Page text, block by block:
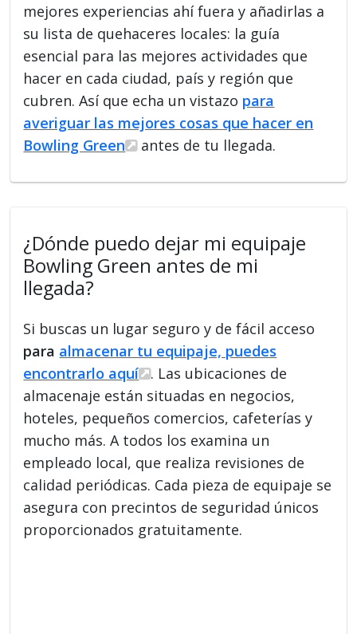
mejores experiencias ahí fuera y añadirlas a
su lista de quehaceres locales: la guía
esencial para las mejores actividades que
hacer en cada ciudad, país y región que
cubren. Así que echa un vistazo para
averiguar las mejores cosas que hacer en
Bowling Green
antes de tu llegada.
¿Dónde puedo dejar mi equipaje
Bowling Green antes de mi
llegada?
Si buscas un lugar seguro y de fácil acceso
para almacenar tu equipaje, puedes
encontrarlo aquí
. Las ubicaciones de
almacenaje están situadas en negocios,
hoteles, pequeños comercios, cafeterías y
mucho más. A todos los examina un
empleado local, que realiza revisiones de
calidad periódicas. Cada pieza de equipaje se
asegura con precintos de seguridad únicos
proporcionados gratuitamente.